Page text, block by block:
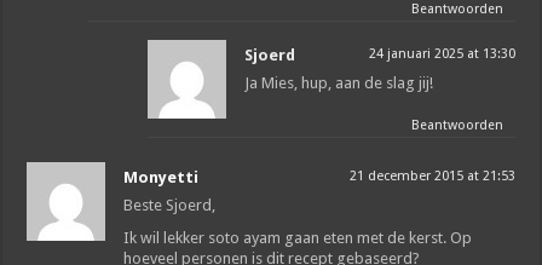
Beantwoorden
Sjoerd 24 januari 2025 at 13:30
Ja Mies, hup, aan de slag jij!
Beantwoorden
Monyetti 21 december 2015 at 21:53
Beste Sjoerd,
Ik wil lekker soto ayam gaan eten met de kerst. Op
hoeveel personen is dit recept gebaseerd?